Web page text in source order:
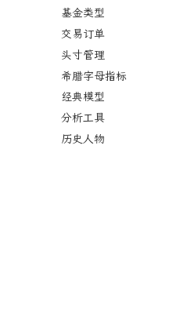
面值
因子投资
高频交易
均值回归
套利者
市场中性
货币套利交易
新闻交易者
伽马对冲
波动率套利
德尔塔中性
伽玛中性
看跌期权
跨式期权
空头看涨价差
移动平均线
简单移动平均线
指数移动平均线
相对强弱指数
费舍尔变换指标
双顶
黄金交叉
基金类型
多空基金
多空股权
交易订单
市价单
限价单
限价单簿
立即执行或取消订单
限时订单
头寸管理
空头头寸
逼空
希腊字母指标
伽马
贝塔
阿尔法
经典模型
资本资产定价模型
Fama-French三因子模型
分析工具
回测
历史人物